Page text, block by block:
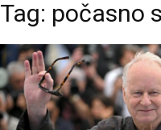
Tag: počasno